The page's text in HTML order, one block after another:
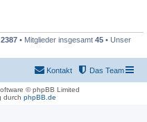
2387 • Mitglieder insgesamt 45 • Unser
Das Team
Kontakt
© phpBB Limited
durch phpBB.de